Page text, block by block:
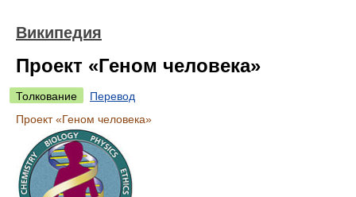
Википедия
Проект «Геном человека»
Толкование
Перевод
Проект «Геном человека»